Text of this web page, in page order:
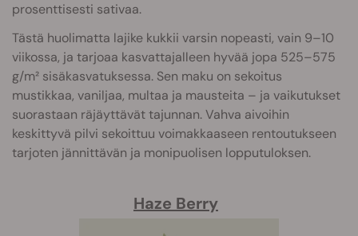
prosenttisesti sativaa.
Tästä huolimatta lajike kukkii varsin nopeasti, vain 9–10
viikossa, ja tarjoaa kasvattajalleen hyvää jopa 525–575
g/m² sisäkasvatuksessa. Sen maku on sekoitus
mustikkaa, vaniljaa, multaa ja mausteita – ja vaikutukset
suorastaan räjäyttävät tajunnan. Vahva aivoihin
keskittyvä pilvi sekoittuu voimakkaaseen rentoutukseen
tarjoten jännittävän ja monipuolisen lopputuloksen.
Haze Berry